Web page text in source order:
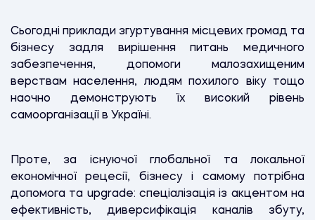
Сьогодні приклади згуртування місцевих громад та
бізнесу задля вирішення питань медичного
забезпечення, допомоги малозахищеним
верствам населення, людям похилого віку тощо
наочно демонструють їх високий рівень
самоорганізації в Україні.
Проте, за існуючої глобальної та локальної
економічної рецесії, бізнесу і самому потрібна
допомога та upgrade: спеціалізація із акцентом на
ефективність, диверсифікація каналів збуту,